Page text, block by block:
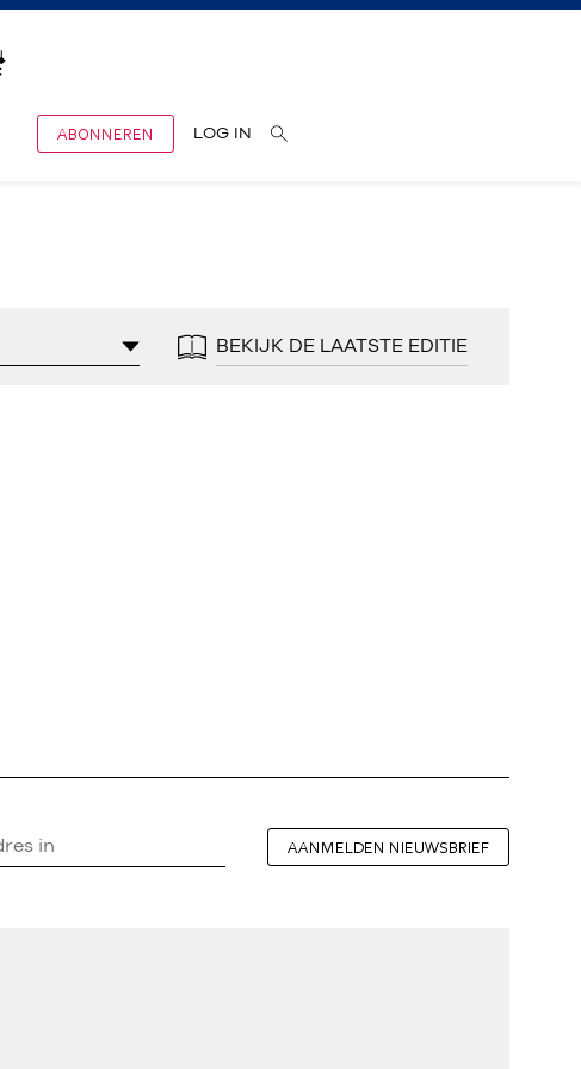
ABONNEREN LOG IN
BEKIJK DE LAATSTE EDITIE
AANMELDEN NIEUWSBRIEF